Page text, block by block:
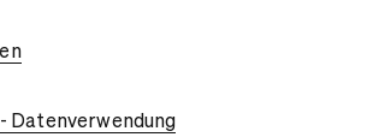
Datenverwendung